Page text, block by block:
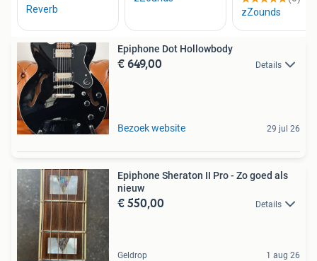
Epiphone Dot Hollowbody
€ 649,00 Details
Bezoek website 29 jul 26
Epiphone Sheraton II Pro - Zo goed als
nieuw
€ 550,00 Details
Geldrop 1 aug 26